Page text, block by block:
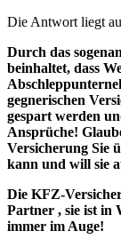
Die Antwort liegt
Durch das
beinhaltet, dass
gegnerischen
gespart werden
Ansprüche!
Versicherung Sie
kann und will sie
Die KFZ-
Partner , sie ist in
immer im Auge!